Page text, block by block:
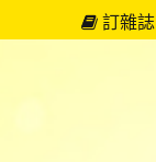
訂雜誌